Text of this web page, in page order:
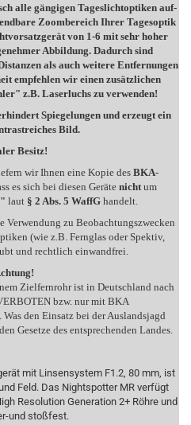
alle gängigen Tageslichtoptiken auf-
Zoombereich Ihrer Tagesoptik
von 1-6 mit sehr hoher
Abbildung. Dadurch sind
als auch weitere Entfernungen
empfehlen wir einen zusätzlichen
z.B. Laserluchs zu verwenden!
Spiegelungen und erzeugt ein
Bild.
Besitz!
wir Ihnen eine Kopie des BKA-
es sich bei diesen Geräte nichtum
laut § 2 Abs. 5 WaffGhandelt.
Verwendung zu Beobachtungszwecken
(wie z.B. Fernglas oder Spektiv,
und rechtlich einwandfrei.
Zielfernrohr ist in Deutschland nach
bzw. nur mit BKA
den Einsatz bei der Auslandsjagd
Gesetze des entsprechenden Landes.
mit Linsensystem F1.2, 80 mm, ist
Feld. Das Nightspotter MR verfügt
Resolution Generation 2+ Röhre und
und stoßfest.